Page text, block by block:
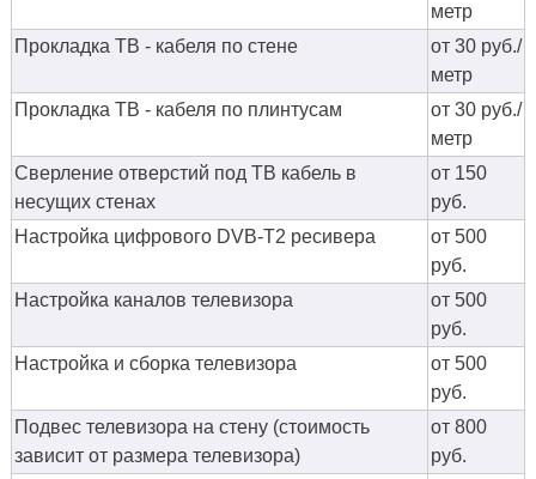
метр
Прокладка ТВ - кабеля по стене
от 30 руб./
метр
Прокладка ТВ - кабеля по плинтусам
от 30 руб./
метр
Сверление отверстий под ТВ кабель в
несущих стенах
от 150
руб.
Настройка цифрового DVB-T2 ресивера
от 500
руб.
Настройка каналов телевизора
от 500
руб.
Настройка и сборка телевизора
от 500
руб.
Подвес телевизора на стену (стоимость
зависит от размера телевизора)
от 800
руб.